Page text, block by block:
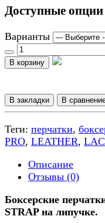
Доступные опции
Варианты
В корзину
В закладки В
Теги: перчатки,
PRO, LEATHER,
Описание
Отзывы (0)
Боксерские
STRAP на липучке.